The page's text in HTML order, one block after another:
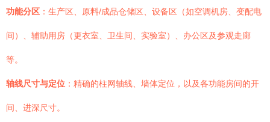
功能分区 ：生产区、原料/成品仓储区、设备区（如空调机房、变配电
间）、辅助用房（更衣室、卫生间、实验室）、办公区及参观走廊
等。
轴线尺寸与定位 ：精确的柱网轴线、墙体定位，以及各功能房间的开
间、进深尺寸。